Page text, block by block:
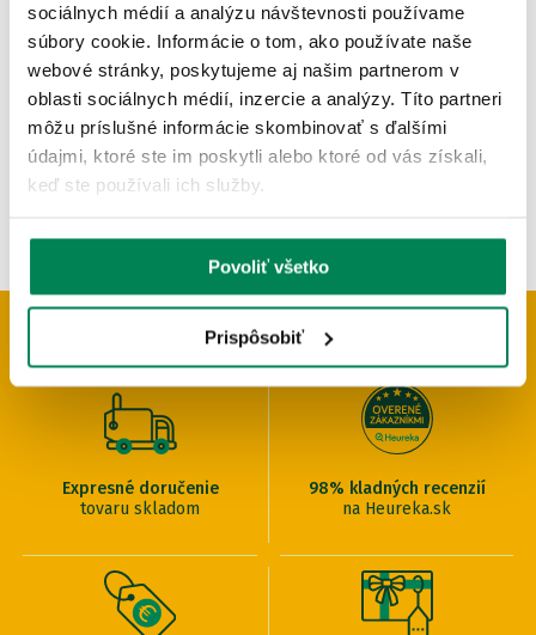
sociálnych médií a analýzu návštevnosti používame
súbory cookie. Informácie o tom, ako používate naše
webové stránky, poskytujeme aj našim partnerom v
oblasti sociálnych médií, inzercie a analýzy. Títo partneri
môžu príslušné informácie skombinovať s ďalšími
údajmi, ktoré ste im poskytli alebo ktoré od vás získali,
keď ste používali ich služby.
Povoliť všetko
Prispôsobiť
Strike King Okuliare SK Plus Cash Trans Frame Blue
Skladom/ u vás už 11.08.
OD 18.88 €
pôvodneod 39.90 €
PREČO U NÁS NAKUPOVAŤ
Expresné doručenie
tovaru skladom
98% kladných recenzií
na Heureka.sk